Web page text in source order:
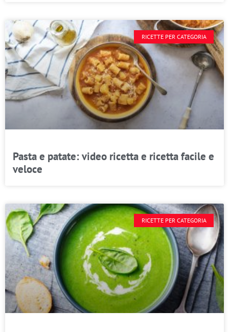
RICETTE PER CATEGORIA
Pasta e patate: video ricetta e ricetta facile e
veloce
RICETTE PER CATEGORIA